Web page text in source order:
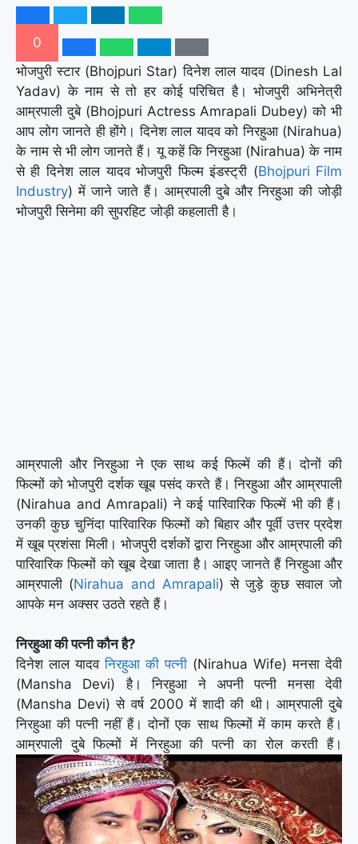
0
भोजपुरी स्टार (Bhojpuri Star) दिनेश लाल यादव (Dinesh Lal
Yadav) के नाम से तो हर कोई परिचित है। भोजपुरी अभिनेत्री
आम्रपाली दुबे (Bhojpuri Actress Amrapali Dubey) को भी
आप लोग जानते ही होंगे। दिनेश लाल यादव को निरहुआ (Nirahua)
के नाम से भी लोग जानते हैं। यू कहें कि निरहुआ (Nirahua) के नाम
से ही दिनेश लाल यादव भोजपुरी फिल्म इंडस्ट्री (Bhojpuri Film
Industry) में जाने जाते हैं। आम्रपाली दुबे और निरहुआ की जोड़ी
भोजपुरी सिनेमा की सुपरहिट जोड़ी कहलाती है।
आम्रपाली और निरहुआ ने एक साथ कई फिल्में की हैं। दोनों की
फिल्मों को भोजपुरी दर्शक खूब पसंद करते हैं। निरहुआ और आम्रपाली
(Nirahua and Amrapali) ने कई पारिवारिक फिल्में भी की हैं।
उनकी कुछ चुनिंदा पारिवारिक फिल्मों को बिहार और पूर्वी उत्तर प्रदेश
में खूब प्रशंसा मिली। भोजपुरी दर्शकों द्वारा निरहुआ और आम्रपाली की
पारिवारिक फिल्मों को खूब देखा जाता है। आइए जानते हैं निरहुआ और
आम्रपाली (Nirahua and Amrapali) से जुड़े कुछ सवाल जो
आपके मन अक्सर उठते रहते हैं।
निरहुआ की पत्नी कौन है?
दिनेश लाल यादवनिरहुआ की पत्नी (Nirahua Wife) मनसा देवी
(Mansha Devi) है। निरहुआ ने अपनी पत्नी मनसा देवी
(Mansha Devi) से वर्ष 2000 में शादी की थी। आम्रपाली दुबे
निरहुआ की पत्नी नहीं हैं। दोनों एक साथ फिल्मों में काम करते हैं।
आम्रपाली दुबे फिल्मों में निरहुआ की पत्नी का रोल करती हैं।